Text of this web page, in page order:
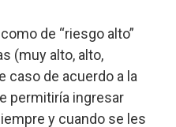
de “riesgo alto”
(muy alto, alto,
caso de acuerdo a la
permitiría ingresar
y cuando se les